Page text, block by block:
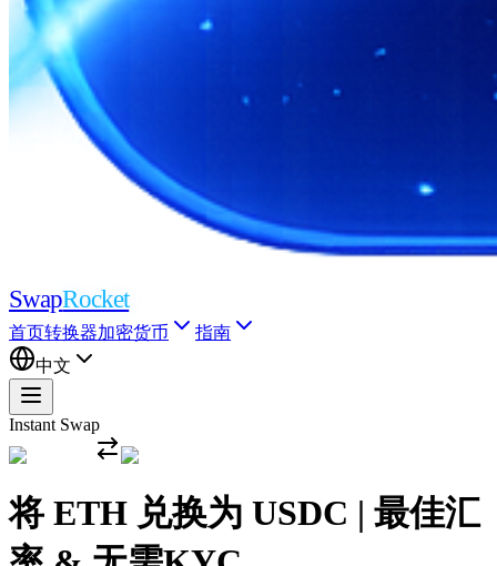
SwapRocket
首页转换器加密货币
指南
中文
Instant Swap
将 ETH 兑换为 USDC | 最佳汇